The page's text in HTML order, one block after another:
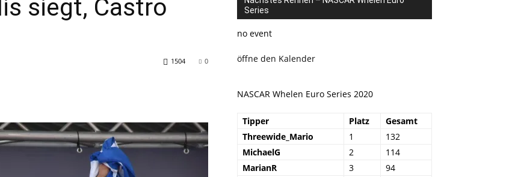
siegt, Castro
0
1504
Series
no event
öffne den Kalender
NASCAR Whelen Euro Series 2020
Tipper Platz
Gesamt
Threewide_Mario
1
132
MichaelG
2
114
MarianR
3
94